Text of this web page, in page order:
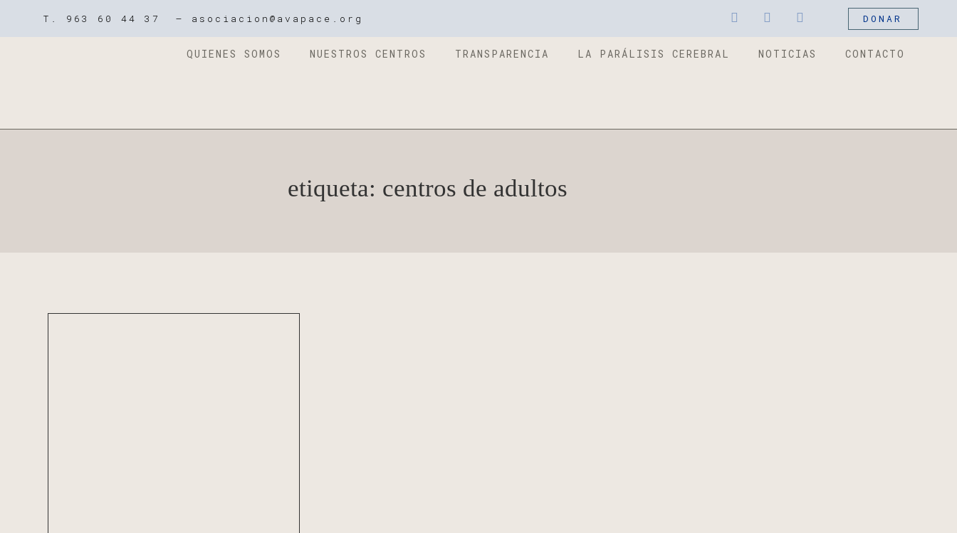
T. 963 60 44 37 – asociacion@avapace.org DONAR
QUIENES SOMOS NUESTROS CENTROS TRANSPARENCIA LA PARÁLISIS CEREBRAL NOTICIAS CONTACTO
etiqueta: centros de adultos